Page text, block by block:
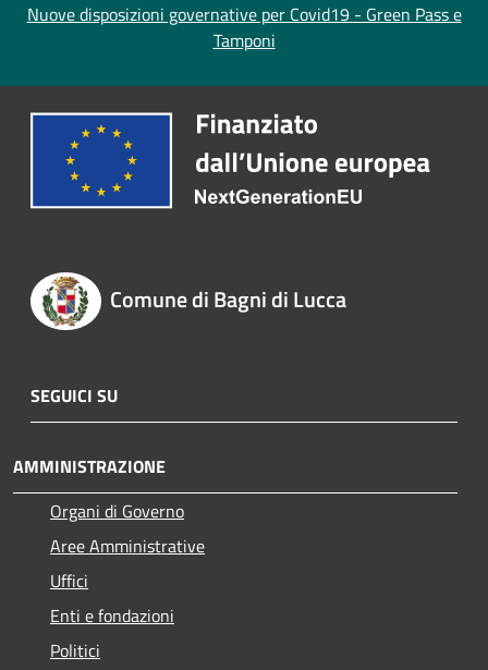
Nuove disposizioni governative per Covid19 - Green Pass e
Tamponi
Comune di Bagni di Lucca
SEGUICI SU
AMMINISTRAZIONE
Organi di Governo
Aree Amministrative
Uffici
Enti e fondazioni
Politici